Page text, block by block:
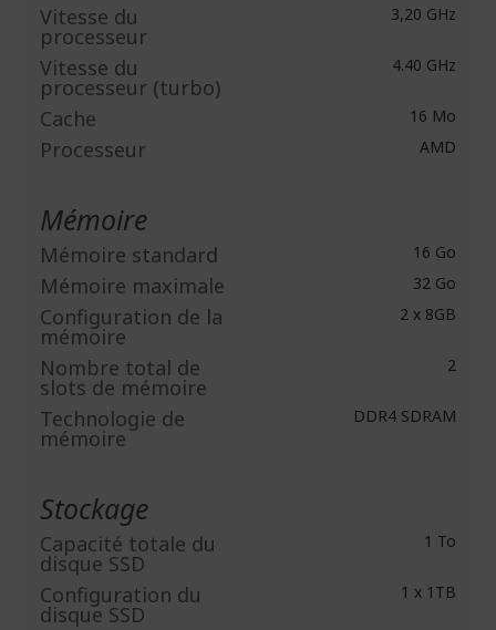
Vitesse du
processeur
3,20 GHz
Vitesse du
processeur (turbo)
4.40 GHz
Cache 16 Mo
Processeur AMD
Mémoire
Mémoire standard 16 Go
Mémoire maximale 32 Go
Configuration de la
mémoire
2 x 8GB
Nombre total de
slots de mémoire
2
Technologie de
mémoire
DDR4 SDRAM
Stockage
Capacité totale du
disque SSD
1 To
Configuration du
disque SSD
1 x 1TB